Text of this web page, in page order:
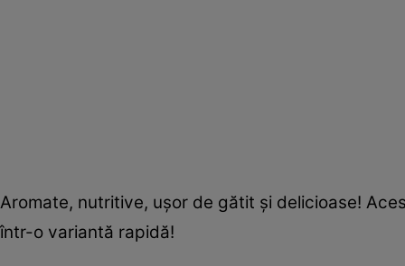
Aromate, nutritive, uşor de gătit şi delicioase!
într-o variantă rapidă!